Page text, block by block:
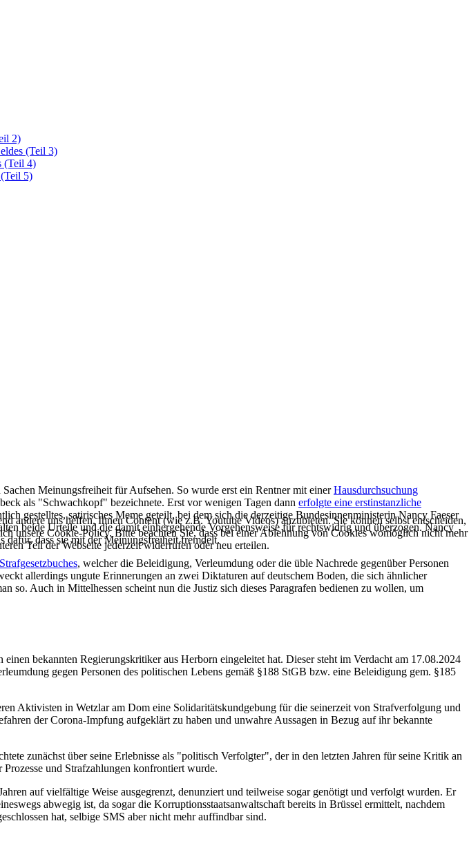
2)
(Teil 3)
(Teil 4)
5)
Meinungsfreiheit für Aufsehen. So wurde erst ein Rentner mit einerHausdurchsuchung
als "Schwachkopf" bezeichnete. Erst vor wenigen Tagen dann erfolgte eine erstinstanzliche
gestelltes, satirisches Meme geteilt, bei dem sich die derzeitige Bundesinnenministerin Nancy Faeser
beide Urteile und die damit einhergehende Vorgehensweise für rechtswidrig und überzogen. Nancy
dafür, dass sie mit der Meinungsfreiheit fremdelt.
, welcher die Beleidigung, Verleumdung oder die üble Nachrede gegenüber Personen
allerdings ungute Erinnerungen an zwei Diktaturen auf deutschem Boden, die sich ähnlicher
so. Auch in Mittelhessen scheint nun die Justiz sich dieses Paragrafen bedienen zu wollen, um
bekannten Regierungskritiker aus Herborn eingeleitet hat. Dieser steht im Verdacht am 17.08.2024
gegen Personen des politischen Lebens gemäß §188 StGB bzw. eine Beleidigung gem. §185
Aktivisten in Wetzlar am Dom eine Solidaritätskundgebung für die seinerzeit von Strafverfolgung und
der Corona-Impfung aufgeklärt zu haben und unwahre Aussagen in Bezug auf ihr bekannte
zunächst über seine Erlebnisse als "politisch Verfolgter", der in den letzten Jahren für seine Kritik an
und Strafzahlungen konfrontiert wurde.
auf vielfältige Weise ausgegrenzt, denunziert und teilweise sogar genötigt und verfolgt wurden. Er
abwegig ist, da sogar die Korruptionsstaatsanwaltschaft bereits in Brüssel ermittelt, nachdem
hat, selbige SMS aber nicht mehr auffindbar sind.
andere uns helfen, Ihnen Content (wie z.B. Youtube Videos) anzubieten. Sie können selbst entscheiden,
unsere Cookie-Policy. Bitte beachten Sie, dass bei einer Ablehnung von Cookies womöglich nicht mehr
Teil der Webseite jederzeit widerrufen oder neu erteilen.